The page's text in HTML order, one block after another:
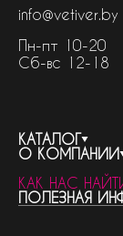
info@vetiver.by
Пн-пт 10-20
Сб-вс 12-18
КАТАЛОГ
весь каталог
бренды
женская
О КОМПАНИИ
контакты
о компании
КАК НАС
ПОЛЕЗНАЯ